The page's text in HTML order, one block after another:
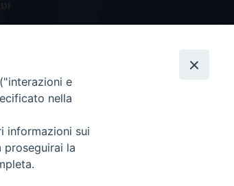
presidenza
nazionale
e
nella
informazioni sui
la